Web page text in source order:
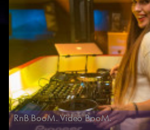
RnB BooM. Video BooM.